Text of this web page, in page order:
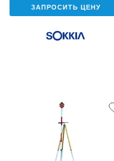
ЗАПРОСИТЬ ЦЕНУ